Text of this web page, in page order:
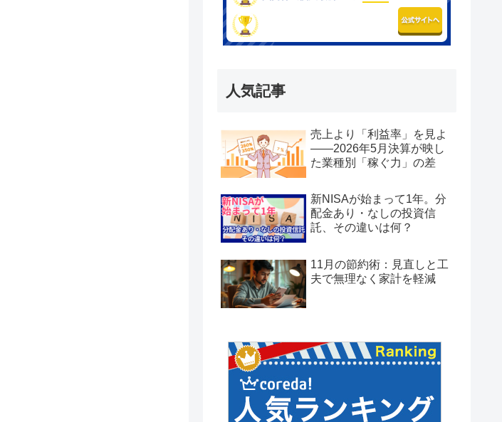
人気記事
売上より「利益率」を見よ
——2026年5月決算が映し
た業種別「稼ぐ力」の差
新NISAが始まって1年。分
配金あり・なしの投資信
託、その違いは何？
11月の節約術：見直しと工
夫で無理なく家計を軽減